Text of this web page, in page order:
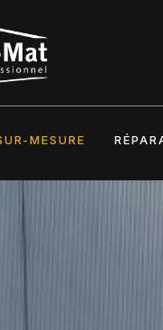
MESURE